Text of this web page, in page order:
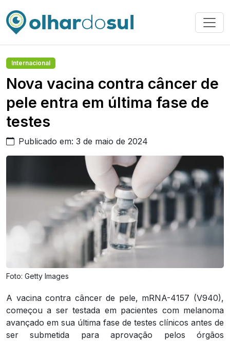
Internacional
Nova vacina contra câncer de
pele entra em última fase de
testes
Publicado em: 3 de maio de 2024
Foto: Getty Images
A vacina contra câncer de pele, mRNA-4157 (V940),
começou a ser testada em pacientes com melanoma
avançado em sua última fase de testes clínicos antes de
ser submetida para aprovação pelos órgãos